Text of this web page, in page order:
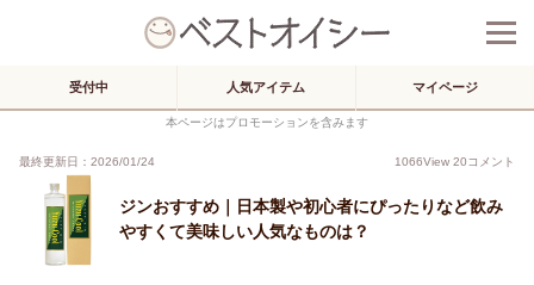
受付中 人気アイテム マイページ
本ページはプロモーションを含みます
最終更新日：2026/01/24 1066View 20コメント
ジンおすすめ｜日本製や初心者にぴったりなど飲み
やすくて美味しい人気なものは？